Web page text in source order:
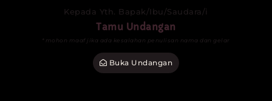
Kepada Yth. Bapak/Ibu/Saudara/i
Tamu Undangan
*mohon maaf jika ada kesalahan penulisan nama dan gelar
Buka Undangan